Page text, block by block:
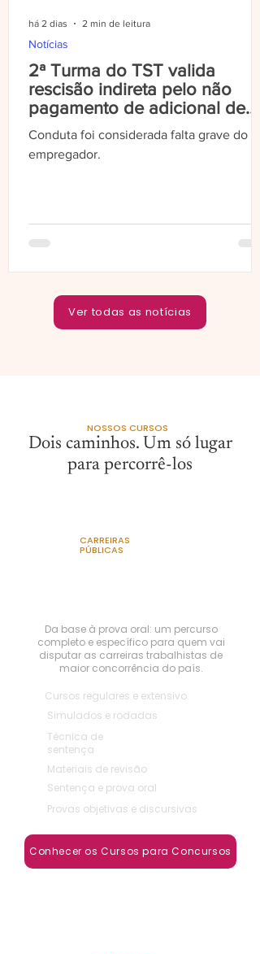
2ª Turma do TST valida
rescisão indireta pelo não
pagamento de adicional de
insalubridade
Conduta foi considerada falta grave do
empregador.
Notícias
há 2 dias 2 min de leitura
Ver todas as notícias
NOSSOS CURSOS
Dois caminhos. Um só lugar
para percorrê-los
Provas objetivas e discursivas
Conhecer os Cursos para Concursos
Cursos regulares e extensivo
Da base à prova oral: um percurso
completo e específico para quem vai
disputar as carreiras trabalhistas de
maior concorrência do país.
CARREIRAS
PÚBLICAS
Simulados e rodadas
Técnica de
sentença
Materiais de revisão
Sentença e prova oral